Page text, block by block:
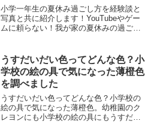
小学一年生の夏休み過ごし方を経験談と
写真と共に紹介します！YouTubeやゲー
ムに頼らない！我が家の夏休みの過ごし
うすだいだい色ってどんな色？小
学校の絵の具で気になった薄橙色
を調べました
うすだいだい色ってどんな色？小学校の
絵の具で気になった薄橙色。幼稚園のク
レヨンにも小学校の絵の具にもうすだい